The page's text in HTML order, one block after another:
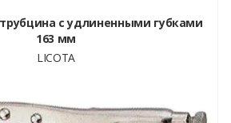
с удлиненными губками
163 мм
LICOTA